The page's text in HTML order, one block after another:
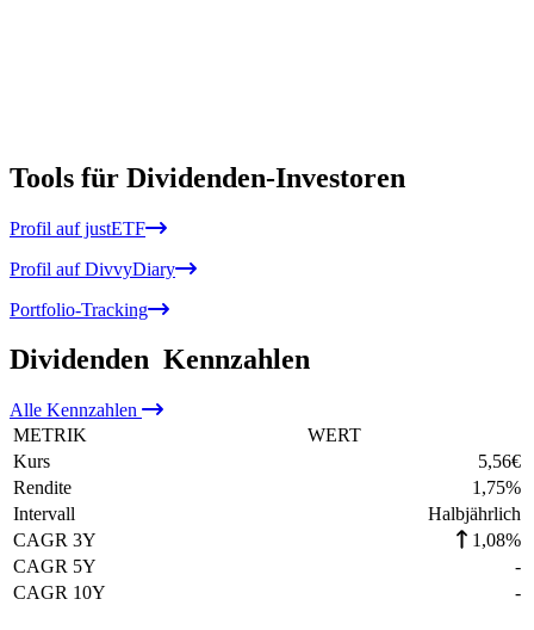
Tools für Dividenden-Investoren
Profil auf justETF
Profil auf DivvyDiary
Portfolio-Tracking
Dividenden Kennzahlen
Alle Kennzahlen
METRIK
WERT
Kurs
5,56€
Rendite
1,75%
Intervall
Halbjährlich
CAGR 3Y
1,08%
CAGR 5Y
-
CAGR 10Y
-